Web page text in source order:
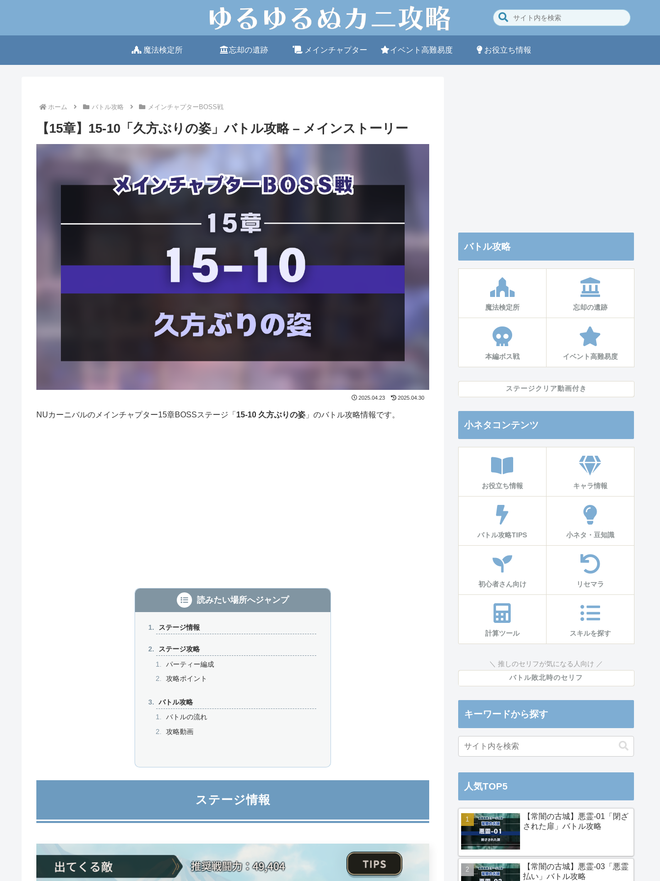
魔法検定所 忘却の遺跡 メインチャプター イベント高難易度 お役立ち情報
ホーム バトル攻略 メインチャプターBOSS戦
【15章】15-10「久方ぶりの姿」バトル攻略 – メインストーリー
2025.04.23 2025.04.30
NUカーニバルのメインチャプター15章BOSSステージ「 15-10 久方ぶりの姿 」のバトル攻略情報です。
読みたい場所へジャンプ
ステージ情報
ステージ攻略
パーティー編成
攻略ポイント
バトル攻略
バトルの流れ
攻略動画
ステージ情報
バトル攻略
魔法検定所 忘却の遺跡
本編ボス戦 イベント高難易度
ステージクリア動画付き
小ネタコンテンツ
お役立ち情報 キャラ情報
バトル攻略TIPS 小ネタ・豆知識
初心者さん向け リセマラ
計算ツール スキルを探す
推しのセリフが気になる人向け
バトル敗北時のセリフ
キーワードから探す
人気TOP5
【常闇の古城】悪霊-01「閉ざ
された扉」バトル攻略
【常闇の古城】悪霊-03「悪霊
払い」バトル攻略